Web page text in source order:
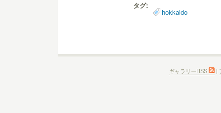
タグ:
hokkaido
ギャラリーRSS |